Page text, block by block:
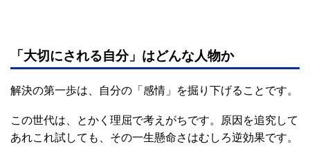
「大切にされる自分」はどんな人物か
解決の第一歩は、自分の「感情」を掘り下げることです。
この世代は、とかく理屈で考えがちです。原因を追究して
あれこれ試しても、その一生懸命さはむしろ逆効果です。